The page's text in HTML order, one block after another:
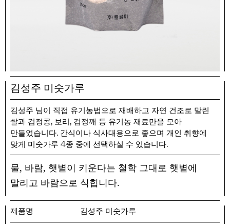
김성주 미숫가루
김성주 님이 직접 유기농법으로 재배하고 자연 건조로 말린
쌀과 검정콩, 보리, 검정깨 등 유기농 재료만을 모아
만들었습니다. 간식이나 식사대용으로 좋으며 개인 취향에
맞게 미숫가루 4종 중에 선택하실 수 있습니다.
물, 바람, 햇볕이 키운다는 철학 그대로 햇볕에
말리고 바람으로 식힙니다.
김성주 미숫가루